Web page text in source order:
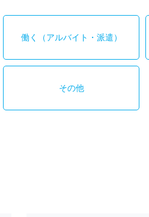
働く （アルバイト・派遣）
その他